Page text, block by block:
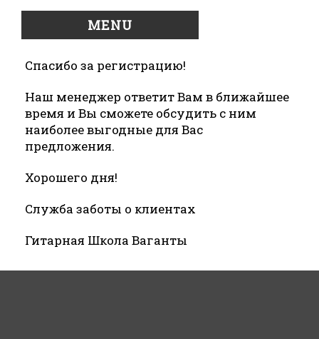
MENU
Спасибо за регистрацию!
Наш менеджер ответит Вам в ближайшее
время и Вы сможете обсудить с ним
наиболее выгодные для Вас
предложения.
Хорошего дня!
Служба заботы о клиентах
Гитарная Школа Ваганты